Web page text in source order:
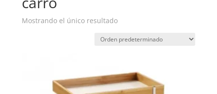
Mostrando el único resultado